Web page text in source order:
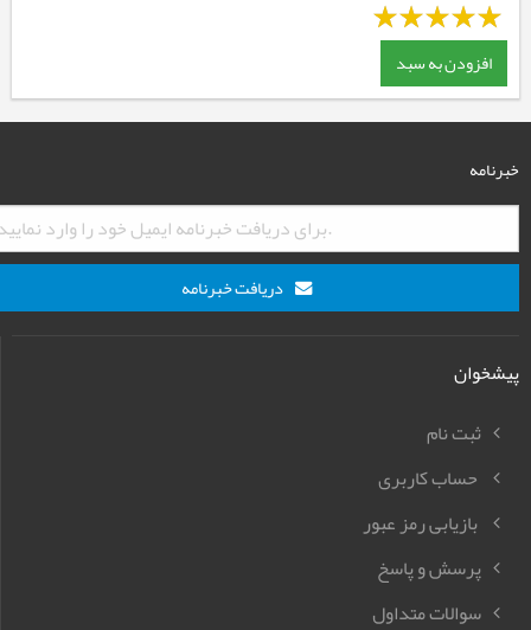
افزودن به سبد
خبرنامه
دریافت خبرنامه
پیشخوان
ثبت نام
حساب کاربری
بازیابی رمز عبور
پرسش و پاسخ
سوالات متداول